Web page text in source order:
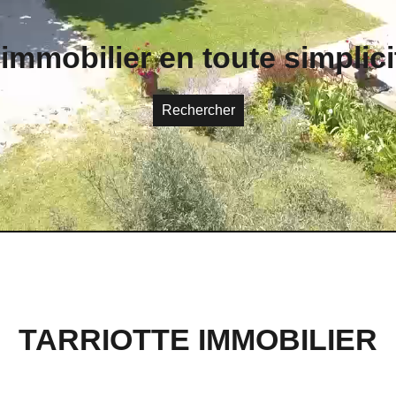
en toute
Rechercher
TARRIOTTE IMMOBILIER